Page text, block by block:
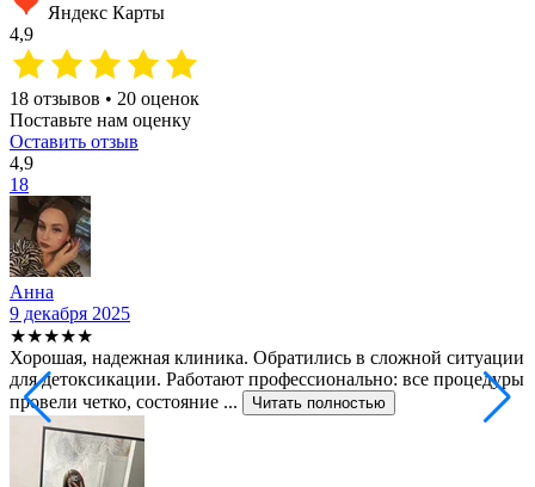
Яндекс Карты
4,9
18 отзывов • 20 оценок
Поставьте нам оценку
Оставить отзыв
4,9
18
Анна
9 декабря 2025
★★★★★
Хорошая, надежная клиника. Обратились в сложной ситуации
для детоксикации. Работают профессионально: все процедуры
провели четко, состояние ...
Читать полностью